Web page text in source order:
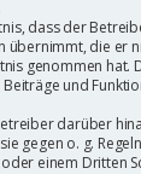
dass der
übernimmt, die er
genommen hat.
und
darüber
gegen o. g.
einem Dritten